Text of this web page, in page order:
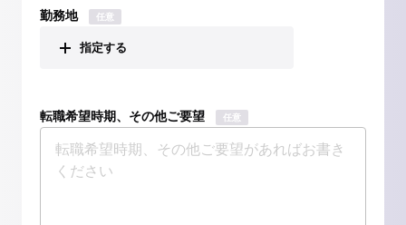
勤務地 任意
指定する
転職希望時期、その他ご要望 任意